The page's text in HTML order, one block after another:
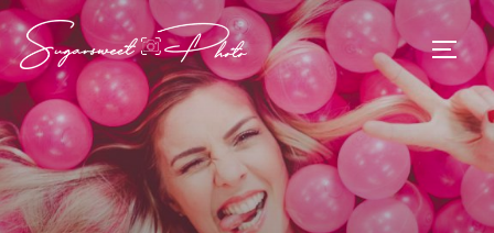
Zum
Inhalt
springen